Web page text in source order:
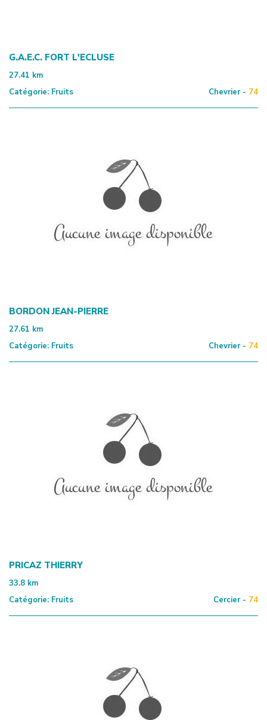
G.A.E.C. FORT L'ECLUSE
27.41 km
Catégorie: Fruits Chevrier - 74
BORDON JEAN-PIERRE
27.61 km
Catégorie: Fruits Chevrier - 74
PRICAZ THIERRY
33.8 km
Catégorie: Fruits Cercier - 74